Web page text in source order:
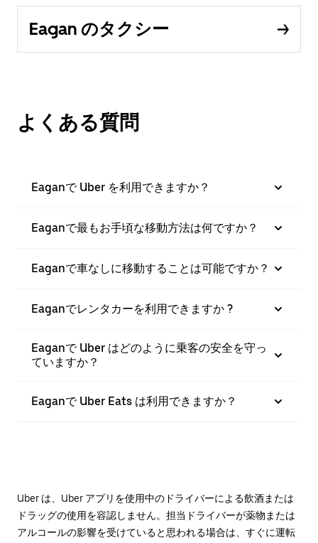
Eagan のタクシー
よくある質問
Eaganで Uber を利用できますか？
Eaganで最もお手頃な移動方法は何ですか？
Eaganで車なしに移動することは可能ですか？
Eaganでレンタカーを利用できますか ?
Eaganで Uber はどのように乗客の安全を守っ
ていますか？
Eaganで Uber Eats は利用できますか？
Uber は、Uber アプリを使用中のドライバーによる飲酒または
ドラッグの使用を容認しません。担当ドライバーが薬物または
アルコールの影響を受けていると思われる場合は、すぐに運転